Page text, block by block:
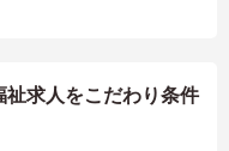
求人をこだわり条件